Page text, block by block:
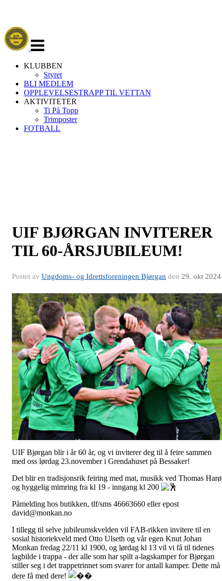
navigasjon
KLUBBEN
Styret
BLI MEDLEM
OPPLEVELSESTRAPP TIL VETTAN
AKTIVITETER
Ti På Topp
Trimposter
FOTBALL
UIF BJØRGAN INVITERER
TIL 60-ÅRSJUBILEUM!
Postet av Ungdoms- og Idrettsforeningen Bjørgan den 29. okt 2024
UIF Bjørgan blir i år 60 år, og vi inviterer deg til å feire sammen
med oss lørdag 23.november i Grendahuset på Bessaker!
Det blir en tradisjonsrik feiring med mat, musikk ved Thomas
og hyggelig mimring fra kl 19 - inngang kl 200
Påmelding hos butikken, tlf/sms 46663660 eller epost
david@monkan.no
I tillegg til selve jubileumskvelden vil FAB-rikken invitere til en
sosial historiekveld med Otto Ulseth og vår egen Knut Johan
Monkan fredag 22/11 kl 1900, og lørdag kl 13 vil vi få til tidenes
lagbilde i trappa - der alle som har spilt a-lagskamper for Bjørgan
stiller seg i det trappetrinnet som svarer for antall kamper. Dette må
dere få med dere!